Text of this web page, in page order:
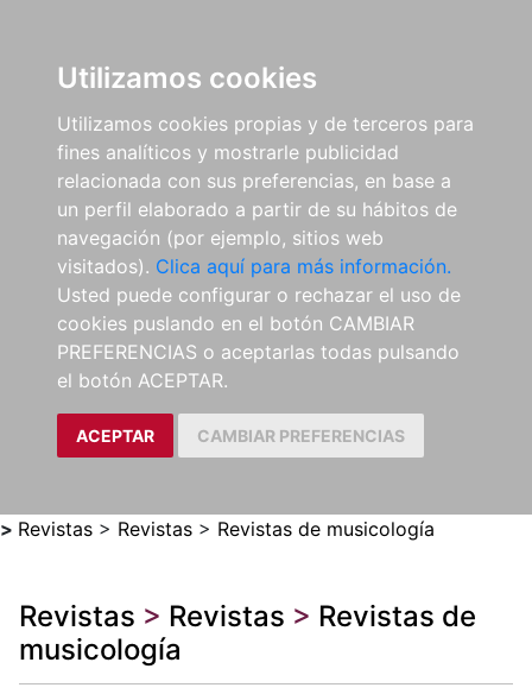
Utilizamos cookies
Utilizamos cookies propias y de terceros para
fines analíticos y mostrarle publicidad
relacionada con sus preferencias, en base a
un perfil elaborado a partir de su hábitos de
navegación (por ejemplo, sitios web
visitados). Clica aquí para más información.
Usted puede configurar o rechazar el uso de
cookies puslando en el botón CAMBIAR
PREFERENCIAS o aceptarlas todas pulsando
el botón ACEPTAR.
ACEPTAR CAMBIAR PREFERENCIAS
> Revistas > Revistas > Revistas de musicología
Revistas > Revistas > Revistas de
musicología